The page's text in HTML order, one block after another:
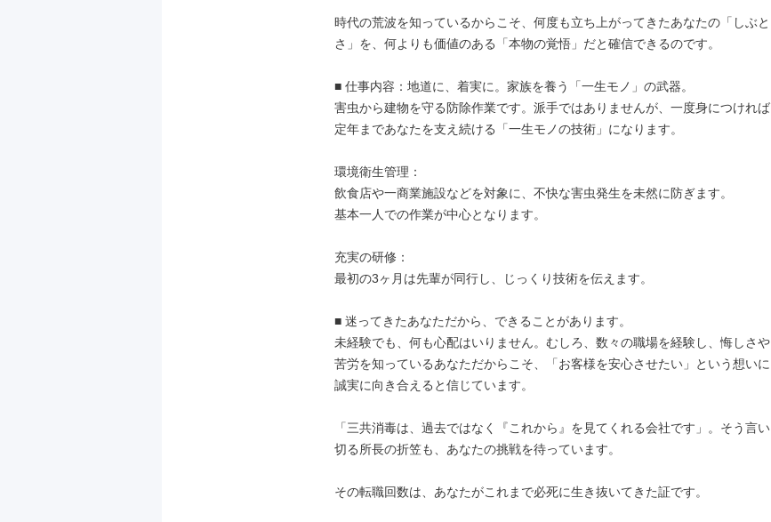
時代の荒波を知っているからこそ、何度も立ち上がってきたあなたの「しぶと
さ」を、何よりも価値のある「本物の覚悟」だと確信できるのです。
■ 仕事内容：地道に、着実に。家族を養う「一生モノ」の武器。
害虫から建物を守る防除作業です。派手ではありませんが、一度身につければ
定年まであなたを支え続ける「一生モノの技術」になります。
環境衛生管理：
飲食店や一商業施設などを対象に、不快な害虫発生を未然に防ぎます。
基本一人での作業が中心となります。
充実の研修：
最初の3ヶ月は先輩が同行し、じっくり技術を伝えます。
■ 迷ってきたあなただから、できることがあります。
未経験でも、何も心配はいりません。むしろ、数々の職場を経験し、悔しさや
苦労を知っているあなただからこそ、「お客様を安心させたい」という想いに
誠実に向き合えると信じています。
「三共消毒は、過去ではなく『これから』を見てくれる会社です」。そう言い
切る所長の折笠も、あなたの挑戦を待っています。
その転職回数は、あなたがこれまで必死に生き抜いてきた証です。